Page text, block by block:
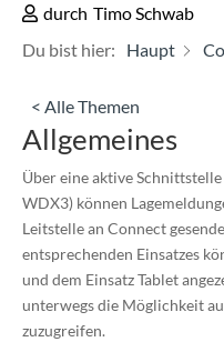
durch Timo Schwab
Du bist hier:
Haupt
< Alle Themen
Allgemeines
Über eine aktive
WDX3) können
Leitstelle an Connect
entsprechenden Einsatzes
und dem Einsatz Tablet
unterwegs die Möglichkeit
zuzugreifen.